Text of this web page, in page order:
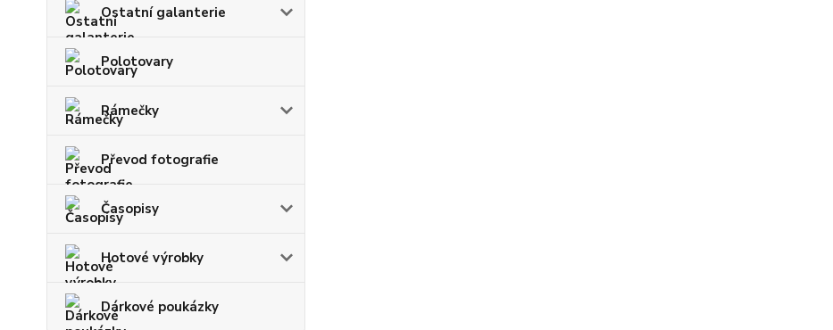
Ostatní galanterie
Polotovary
Rámečky
Převod fotografie
Časopisy
Hotové výrobky
Dárkové poukázky